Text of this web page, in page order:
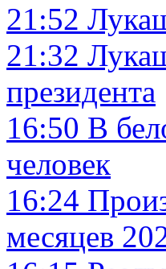
21:52
21:32
президента
16:50 В
человек
16:24
месяцев